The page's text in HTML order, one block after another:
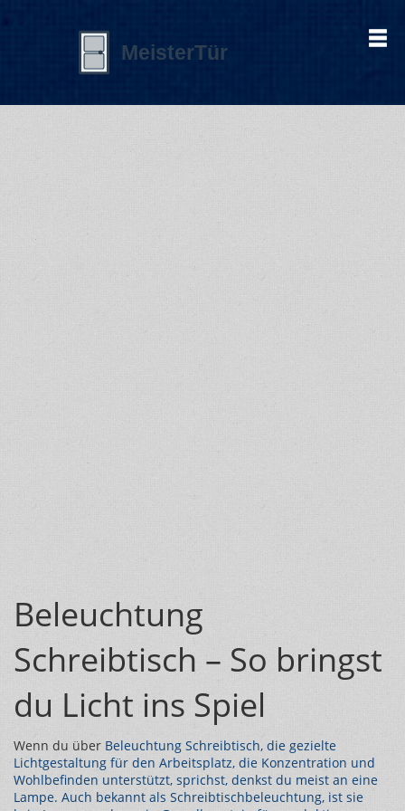
Beleuchtung
Schreibtisch – So bringst
du Licht ins Spiel
Wenn du über Beleuchtung Schreibtisch, die gezielte
Lichtgestaltung für den Arbeitsplatz, die Konzentration und
Wohlbefinden unterstützt, sprichst, denkst du meist an eine
Lampe. Auch bekannt als Schreibtischbeleuchtung, ist sie